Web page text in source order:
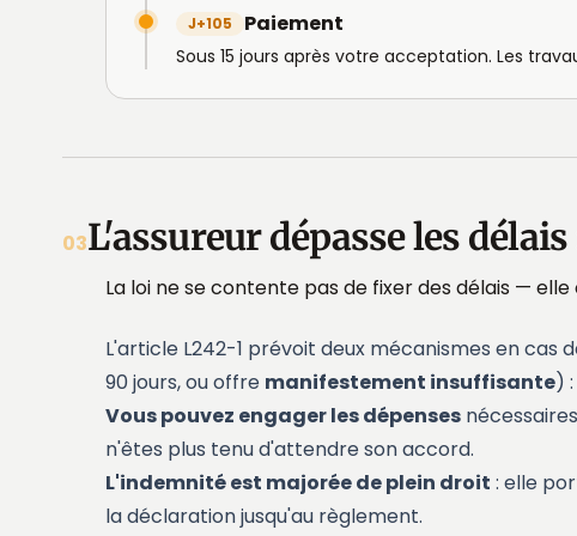
J+105 Paiement
Sous 15 jours après votre acceptation. Les
03L'assureur dépasse les
La loi ne se contente pas de fixer des délais —
L'article L242-1 prévoit deux mécanismes en
90 jours, ou offre manifestement insuffisante) :
Vous pouvez engager les dépenses
n'êtes plus tenu d'attendre son accord.
L'indemnité est majorée de plein droit : elle
la déclaration jusqu'au règlement.